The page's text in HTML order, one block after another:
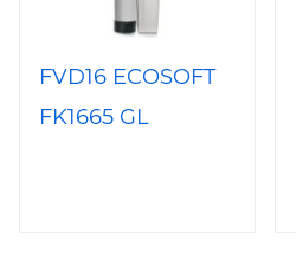
FVD16 ECOSOFT
FK1665 GL